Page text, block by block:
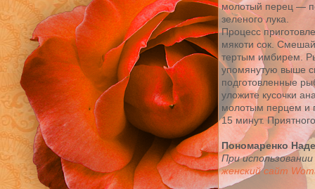
молотый перец —
зеленого лука.
Процесс
мякоти сок.
тертым имбирем.
упомянутую выше
подготовленные
уложите кусочки
молотым перцем и
15 минут.
Пономаренко
При
женский сайт